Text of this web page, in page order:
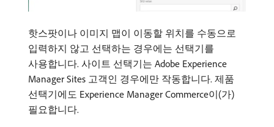
핫스팟이나 이미지 맵이 이동할 위치를 수동으로
입력하지 않고 선택하는 경우에는 선택기를
사용합니다. 사이트 선택기는 Adobe Experience
Manager Sites 고객인 경우에만 작동합니다. 제품
선택기에도 Experience Manager Commerce이(가)
필요합니다.